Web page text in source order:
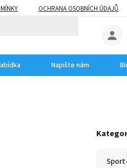
OCHRANA OSOBNÍCH ÚDAJŮ
Napište nám